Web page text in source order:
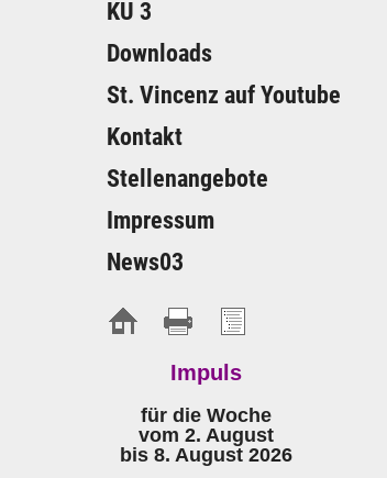
KU 3
Downloads
St. Vincenz auf Youtube
Kontakt
Stellenangebote
Impressum
News03
Impuls
für die Woche
vom 2. August
bis 8. August 2026